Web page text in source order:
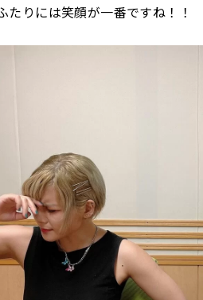
たりには笑顔が一番ですね！！